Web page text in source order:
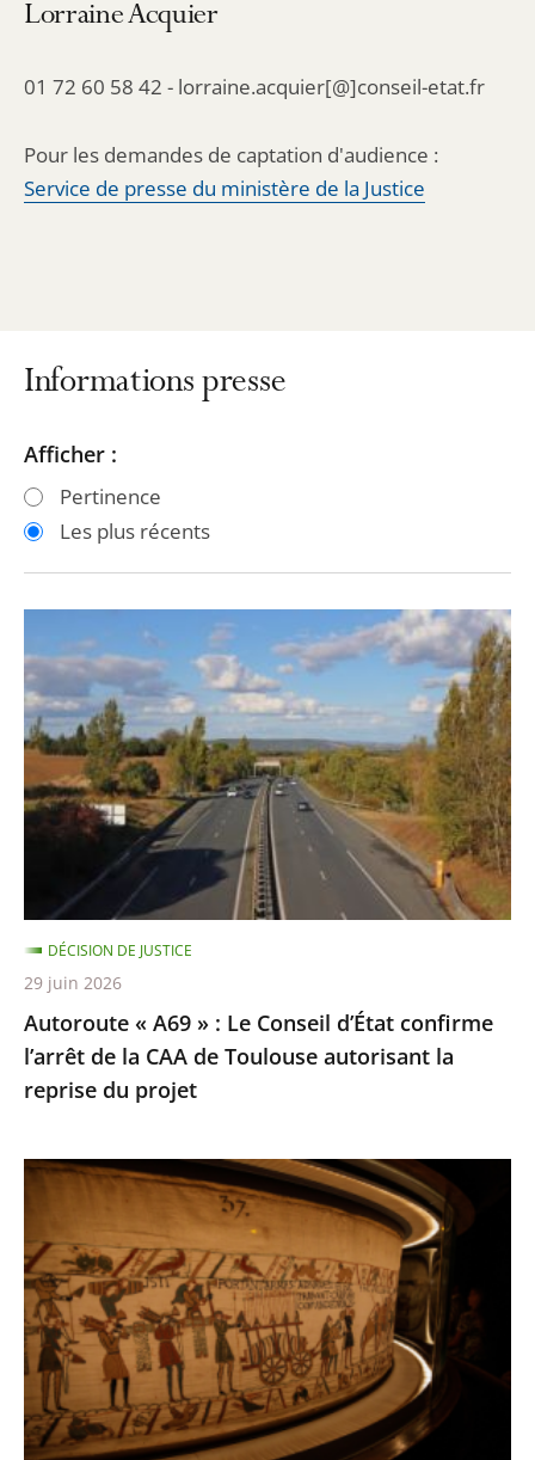
Lorraine Acquier
01 72 60 58 42 - lorraine.acquier[@]conseil-etat.fr
Pour les demandes de captation d'audience :
Service de presse du ministère de la Justice
Informations presse
Passer
les
filtres
Passer
les
filtres
Afficher :
Pertinence
Les plus récents
«
A69
»
:
Le
Conseil
confirme
l’arrêt
de
la
CAA
de
Toulouse
la
reprise
projet
Autoroute « A69 » : Le Conseil d’État confirme
l’arrêt de la CAA de Toulouse autorisant la
reprise du projet
DÉCISION DE JUSTICE
29 juin 2026
Prêt
la
Tapisserie
de
Bayeux
:
Rejet
de